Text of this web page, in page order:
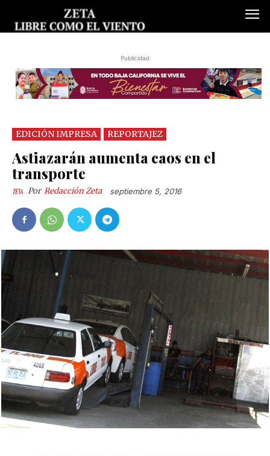
Publicidad
EDICIÓN IMPRESA REPORTAJEZ
Astiazarán aumenta caos en el
transporte
Por Redacción Zeta septiembre 5, 2016